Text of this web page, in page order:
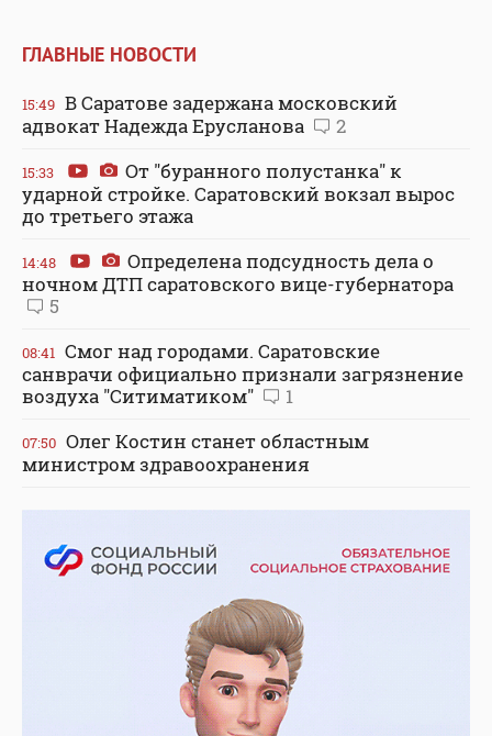
ГЛАВНЫЕ НОВОСТИ
15:49 В Саратове задержана московский
адвокат Надежда Ерусланова
2
15:33
От "буранного полустанка" к
ударной стройке. Саратовский вокзал вырос
до третьего этажа
14:48
Определена подсудность дела о
ночном ДТП саратовского вице-губернатора
5
08:41 Смог над городами. Саратовские
санврачи официально признали загрязнение
воздуха "Ситиматиком"
1
07:50 Олег Костин станет областным
министром здравоохранения